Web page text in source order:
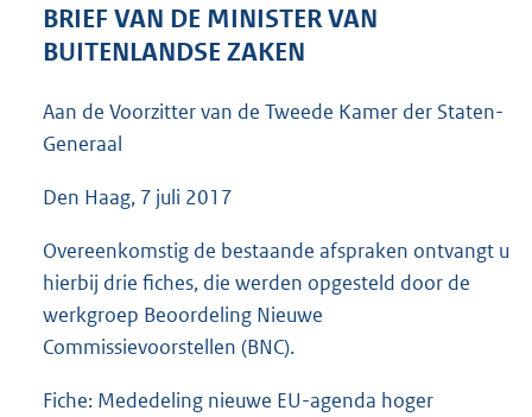
5
BRIEF VAN DE MINISTER VAN
BUITENLANDSE ZAKEN
Aan de Voorzitter van de Tweede Kamer der Staten-
Generaal
Den Haag, 7 juli 2017
Overeenkomstig de bestaande afspraken ontvangt u
hierbij drie fiches, die werden opgesteld door de
werkgroep Beoordeling Nieuwe
Commissievoorstellen (BNC).
Fiche: Mededeling nieuwe EU-agenda hoger